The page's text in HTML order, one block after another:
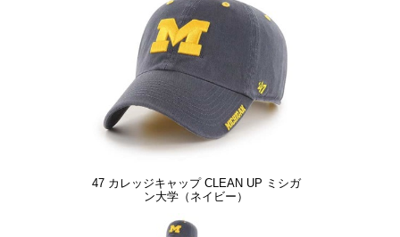
47 カレッジキャップ CLEAN UP ミシガ
ン大学（ネイビー）